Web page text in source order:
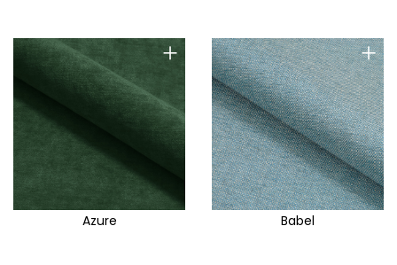
Fantasy Velvet
Faro
Feel Me
Fibi
Fjord
Floko
+
Azure
+
Babel